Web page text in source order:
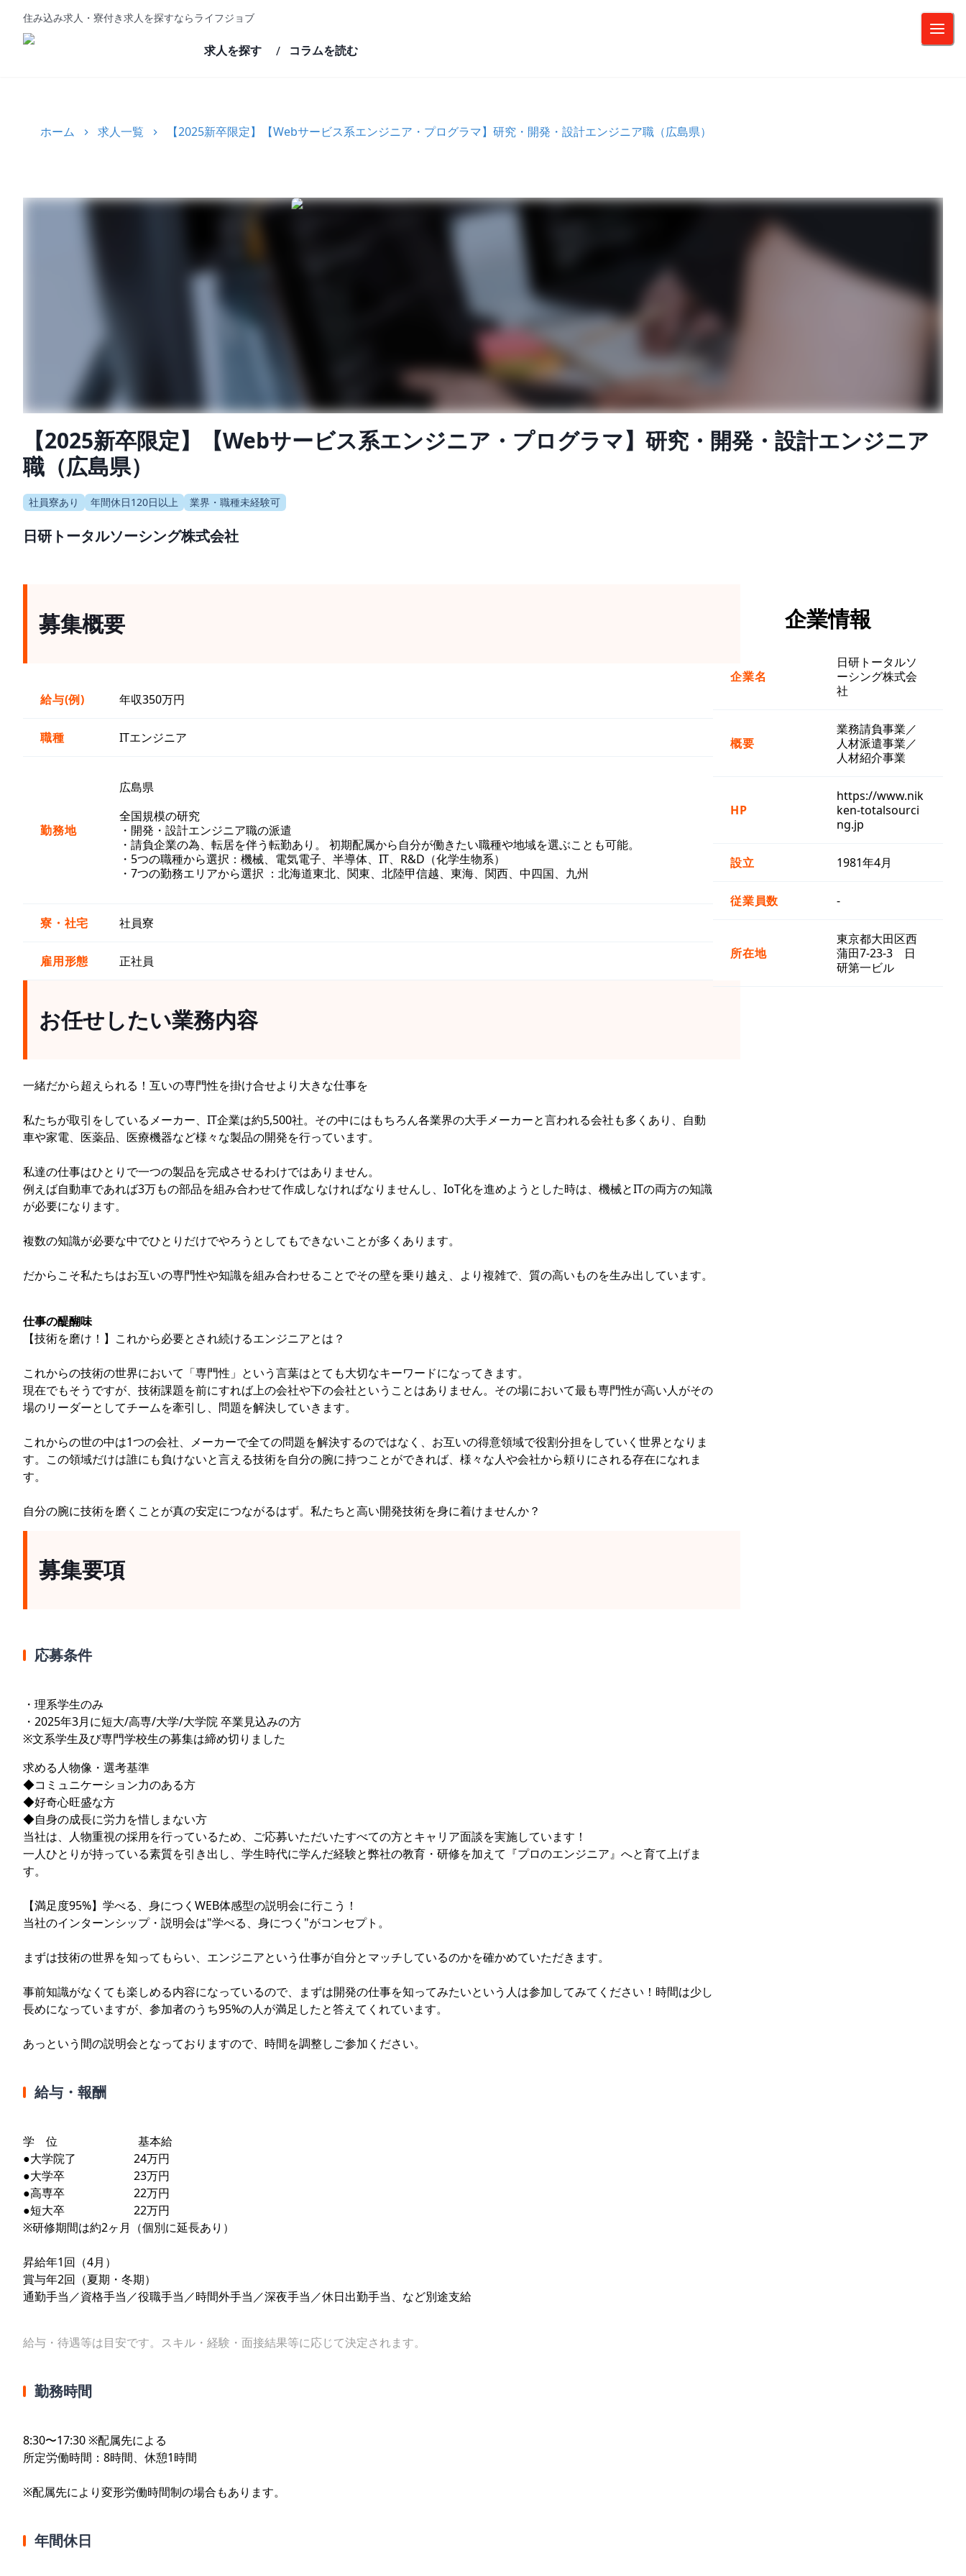
住み込み求人・寮付き求人を探すならライフジョブ
求人を探す / コラムを読む
ホーム 求人一覧 【2025新卒限定】【Webサービス系エンジニア・プログラマ】研究・開発・設計エンジニア職（広島県）
【2025新卒限定】【Webサービス系エンジニア・プログラマ】研究・開発・設計エンジニア
職（広島県）
社員寮あり 年間休日120日以上 業界・職種未経験可
日研トータルソーシング株式会社
募集概要
給与(例) 年収350万円
職種 ITエンジニア
勤務地
広島県
全国規模の研究
・開発・設計エンジニア職の派遣
・請負企業の為、転居を伴う転勤あり。 初期配属から自分が働きたい職種や地域を選ぶことも可能。
・5つの職種から選択：機械、電気電子、半導体、IT、R&D（化学生物系）
・7つの勤務エリアから選択 ：北海道東北、関東、北陸甲信越、東海、関西、中四国、九州
寮・社宅 社員寮
雇用形態 正社員
お任せしたい業務内容
一緒だから超えられる！互いの専門性を掛け合せより大きな仕事を
私たちが取引をしているメーカー、IT企業は約5,500社。その中にはもちろん各業界の大手メーカーと言われる会社も多くあり、自動
車や家電、医薬品、医療機器など様々な製品の開発を行っています。
私達の仕事はひとりで一つの製品を完成させるわけではありません。
例えば自動車であれば3万もの部品を組み合わせて作成しなければなりませんし、IoT化を進めようとした時は、機械とITの両方の知識
が必要になります。
複数の知識が必要な中でひとりだけでやろうとしてもできないことが多くあります。
だからこそ私たちはお互いの専門性や知識を組み合わせることでその壁を乗り越え、より複雑で、質の高いものを生み出しています。
仕事の醍醐味
【技術を磨け！】これから必要とされ続けるエンジニアとは？
これからの技術の世界において「専門性」という言葉はとても大切なキーワードになってきます。
現在でもそうですが、技術課題を前にすれば上の会社や下の会社ということはありません。その場において最も専門性が高い人がその
場のリーダーとしてチームを牽引し、問題を解決していきます。
これからの世の中は1つの会社、メーカーで全ての問題を解決するのではなく、お互いの得意領域で役割分担をしていく世界となりま
す。この領域だけは誰にも負けないと言える技術を自分の腕に持つことができれば、様々な人や会社から頼りにされる存在になれま
す。
自分の腕に技術を磨くことが真の安定につながるはず。私たちと高い開発技術を身に着けませんか？
募集要項
応募条件
・理系学生のみ
・2025年3月に短大/高専/大学/大学院 卒業見込みの方
※文系学生及び専門学校生の募集は締め切りました
求める人物像・選考基準
◆コミュニケーション力のある方
◆好奇心旺盛な方
◆自身の成長に労力を惜しまない方
当社は、人物重視の採用を行っているため、ご応募いただいたすべての方とキャリア面談を実施しています！
一人ひとりが持っている素質を引き出し、学生時代に学んだ経験と弊社の教育・研修を加えて『プロのエンジニア』へと育て上げま
す。
【満足度95%】学べる、身につくWEB体感型の説明会に行こう！
当社のインターンシップ・説明会は"学べる、身につく"がコンセプト。
まずは技術の世界を知ってもらい、エンジニアという仕事が自分とマッチしているのかを確かめていただきます。
事前知識がなくても楽しめる内容になっているので、まずは開発の仕事を知ってみたいという人は参加してみてください！時間は少し
長めになっていますが、参加者のうち95%の人が満足したと答えてくれています。
あっという間の説明会となっておりますので、時間を調整しご参加ください。
給与・報酬
学 位 基本給
●大学院了 24万円
●大学卒 23万円
●高専卒 22万円
●短大卒 22万円
※研修期間は約2ヶ月（個別に延長あり）
昇給年1回（4月）
賞与年2回（夏期・冬期）
通勤手当／資格手当／役職手当／時間外手当／深夜手当／休日出勤手当、など別途支給
給与・待遇等は目安です。スキル・経験・面接結果等に応じて決定されます。
勤務時間
8:30〜17:30 ※配属先による
所定労働時間：8時間、休憩1時間
※配属先により変形労働時間制の場合もあります。
年間休日
企業情報
企業名
日研トータルソ
ーシング株式会
社
概要
業務請負事業／
人材派遣事業／
人材紹介事業
HP
https://www.nik
ken-totalsourci
ng.jp
設立 1981年4月
従業員数 -
所在地
東京都大田区西
蒲田7-23-3 日
研第一ビル